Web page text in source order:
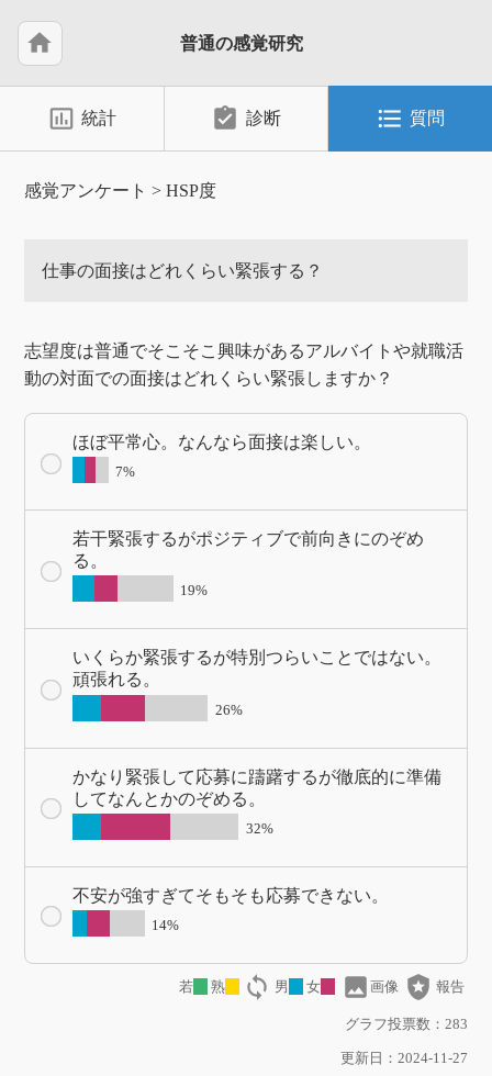
home 普通の感覚研究
insert_chart_outlined 統計 assignment_turned_in 診断 format_list_bulleted 質問
感覚アンケート >HSP度
仕事の面接はどれくらい緊張する？
志望度は普通でそこそこ興味があるアルバイトや就職活
動の対面での面接はどれくらい緊張しますか？
ほぼ平常心。なんなら面接は楽しい。
7%
若干緊張するがポジティブで前向きにのぞめ
る。
19%
いくらか緊張するが特別つらいことではない。
頑張れる。
26%
かなり緊張して応募に躊躇するが徹底的に準備
してなんとかのぞめる。
32%
不安が強すぎてそもそも応募できない。
14%
若 熟 loop 男 女 image 画像 local_police 報告
グラフ投票数：283
更新日：2024-11-27